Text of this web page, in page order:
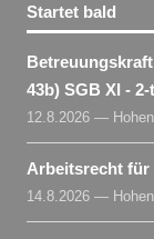
Startet bald
43b) SGB XI -
12.8.2026 —
Arbeitsrecht für
14.8.2026 —